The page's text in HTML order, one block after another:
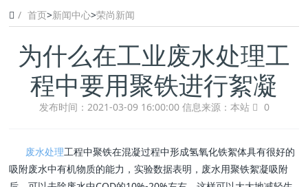
首页>新闻中心>荣尚新闻
为什么在工业废水处理工
程中要用聚铁进行絮凝
发布时间：2021-03-09 16:00:00 信息来源：本站 0
废水处理工程中聚铁在混凝过程中形成氢氧化铁絮体具有很好的
吸附废水中有机物质的能力，实验数据表明，废水用聚铁絮凝吸附